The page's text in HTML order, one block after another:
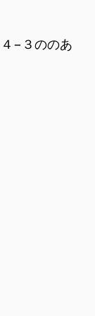
−３ののあ